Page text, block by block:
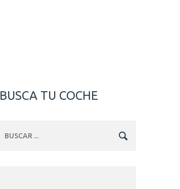
BUSCA TU COCHE